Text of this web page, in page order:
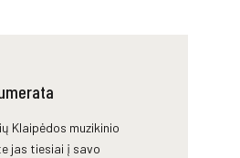
Klaipėdos muzikinio
jas tiesiai į savo